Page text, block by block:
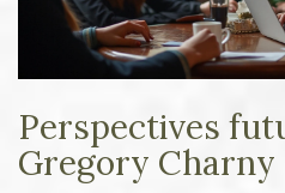
Perspectives
Gregory Charny